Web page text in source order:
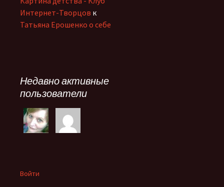
Интернет-Творцов к
Татьяна Ерошенко о себе
Недавно активные
пользователи
Войти